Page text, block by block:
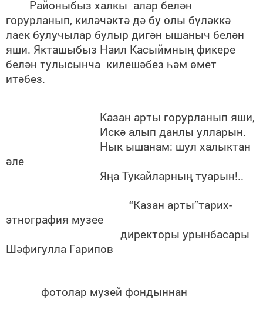
Районыбыз халкы алар белән
горурланып, киләчәктә дә бу олы бүләккә
лаек булучылар булыр дигән ышаныч белән
яши. Якташыбыз Наил Касыймның фикере
белән тулысынча килешәбез һәм өмет
итәбез.
Казан арты горурланып яши,
Искә алып данлы улларын.
Нык ышанам: шул халыктан
әле
Яңа Тукайларның туарын!..
“Казан арты”тарих-
этнография музее
директоры урынбасары
Шәфигулла Гарипов
фотолар музей фондыннан